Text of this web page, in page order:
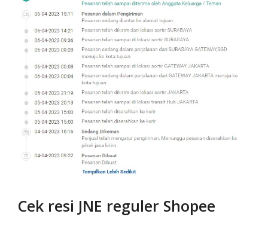
Cek resi JNE reguler Shopee